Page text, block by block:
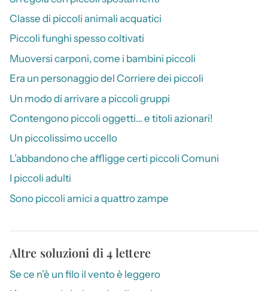
Classe di piccoli animali acquatici
Piccoli funghi spesso coltivati
Muoversi carponi, come i bambini piccoli
Era un personaggio del Corriere dei piccoli
Un modo di arrivare a piccoli gruppi
Contengono piccoli oggetti… e titoli azionari!
Un piccolissimo uccello
L’abbandono che affligge certi piccoli Comuni
I piccoli adulti
Sono piccoli amici a quattro zampe
Altre soluzioni di 4 lettere
Se ce n’è un filo il vento è leggero